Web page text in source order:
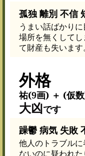
孤独 離別 不信
うまい話ばかり
場所を無くして
て財産も失います。
外格
祐(9画) ＋ (仮
大凶です
躁鬱 病気 失敗
他人のトラブル
ないのに疑われ